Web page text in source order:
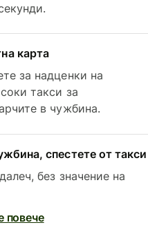
карта
за надценки на
такси за
в чужбина.
спестете от такси
без значение на
повече